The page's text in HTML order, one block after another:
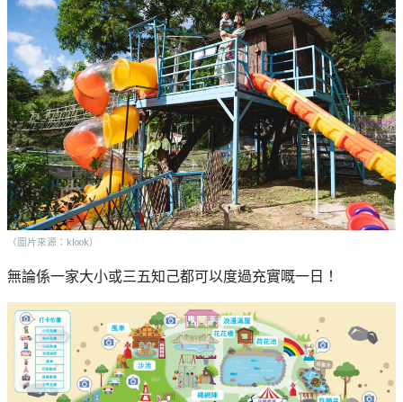
（圖片來源：klook）
無論係一家大小或三五知己都可以度過充實嘅一日！